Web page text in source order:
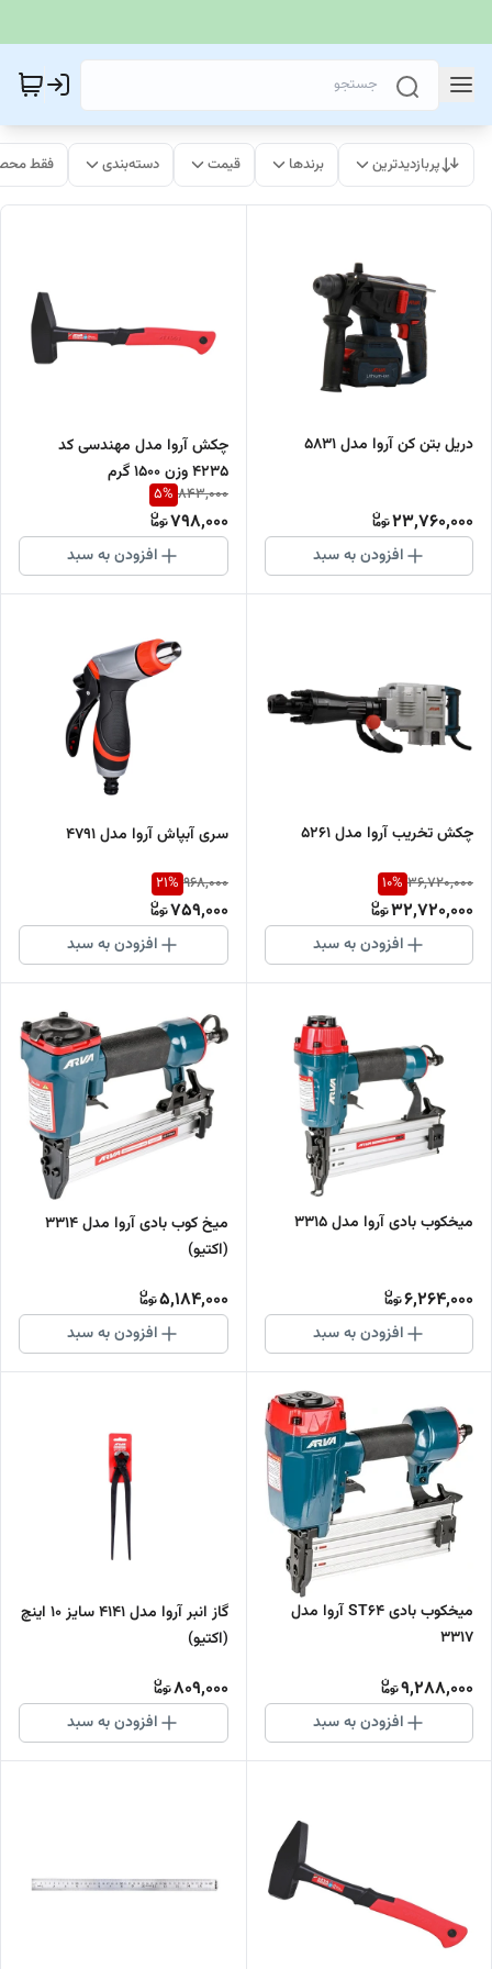
پربازدیدترین برندها قیمت دسته‌بندی فقط
دریل بتن کن آروا مدل 5831
23,760,000
افزودن به سبد
چکش آروا مدل مهندسی کد
4235 وزن 1500 گرم
843,000
5%
798,000
افزودن به سبد
چکش تخریب آروا مدل 5261
36,720,000
10%
32,720,000
افزودن به سبد
سری آبپاش آروا مدل 4791
968,000
21%
759,000
افزودن به سبد
میخکوب بادی آروا مدل ۳۳۱۵
6,264,000
افزودن به سبد
میخ کوب بادی آروا مدل ۳۳۱۴
(اکتیو)
5,184,000
افزودن به سبد
میخکوب بادی ST۶۴ آروا مدل
۳۳۱۷
9,288,000
افزودن به سبد
گاز انبر آروا مدل 4141 سایز 10 اینچ
(اکتیو)
809,000
افزودن به سبد